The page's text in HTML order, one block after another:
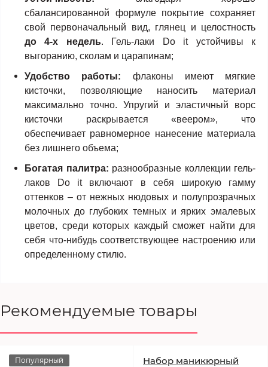
сбалансированной формуле покрытие сохраняет
свой первоначальный вид, глянец и целостность
до 4-х недель. Гель-лаки Do it устойчивы к
выгоранию, сколам и царапинам;
Удобство работы: флаконы имеют мягкие
кисточки, позволяющие наносить материал
максимально точно. Упругий и эластичный ворс
кисточки раскрывается «веером», что
обеспечивает равномерное нанесение материала
без лишнего объема;
Богатая палитра: разнообразные коллекции гель-
лаков Do it включают в себя широкую гамму
оттенков – от нежных нюдовых и полупрозрачных
молочных до глубоких темных и ярких эмалевых
цветов, среди которых каждый сможет найти для
себя что-нибудь соответствующее настроению или
определенному стилю.
Рекомендуемые товары
Популярный
Набор маникюрный